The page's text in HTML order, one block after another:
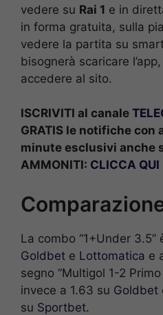
vedere su Rai 1 e in
in forma gratuita, sulla
vedere la partita su
bisognerà scaricare
accedere al sito.
ISCRIVITI al canale
GRATIS le notifiche
minute esclusivi anche
AMMONITI: CLICCA QUI
La combo “1+Under 3.5”
Goldbet e Lottomatica e
segno “Multigol 1-2
invece a 1.63 su Goldbet
su Sportbet.